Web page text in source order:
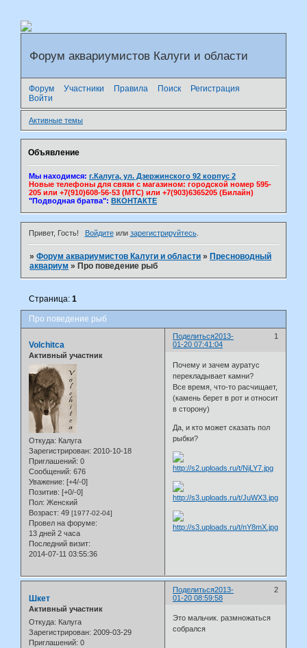
Форум аквариумистов Калуги и области
Форум Участники Правила Поиск
Регистрация
Войти
Активные темы
Объявление
Мы находимся: г.Калуга, ул. Дзержинского 92 корпус 2
Новые телефоны для связи с магазином: городской номер 595-
205 или +7(910)608-56-53 (МТС) или +7(903)6365205 (Билайн)
"Подводная братва": ВКОНТАКТЕ
Привет, Гость! Войдитеили зарегистрируйтесь.
»Форум аквариумистов Калуги и области » Пресноводный
аквариум » Про поведение рыб
Про поведение рыб
Страница:1
Поделиться 1
2013-
01-20 07:41:04
Volchitca
Активный участник
Откуда: Калуга
Зарегистрирован: 2010-10-18
Приглашений: 0
Сообщений: 676
Уважение: [+4/-0]
Позитив: [+0/-0]
Пол: Женский
Возраст: 49 [1977-02-04]
Провел на форуме:
13 дней 2 часа
Последний визит:
2014-07-11 03:55:36
Почему и зачем ауратус
перекладывает камни?
Все время, что-то расчищает,
(камень берет в рот и относит
в сторону)
Да, и кто может сказать пол
рыбки?
Поделиться 2
2013-
01-20 08:59:58
Шкет
Активный участник
Откуда: Калуга
Зарегистрирован: 2009-03-29
Приглашений: 0
Это мальчик. размножаться
собрался